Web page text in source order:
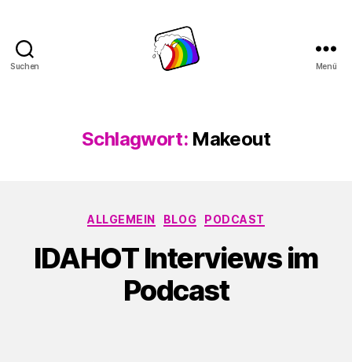
Suchen Menü
Schlagwort: Makeout
Kategorien
ALLGEMEIN BLOG PODCAST
IDAHOT Interviews im
Podcast